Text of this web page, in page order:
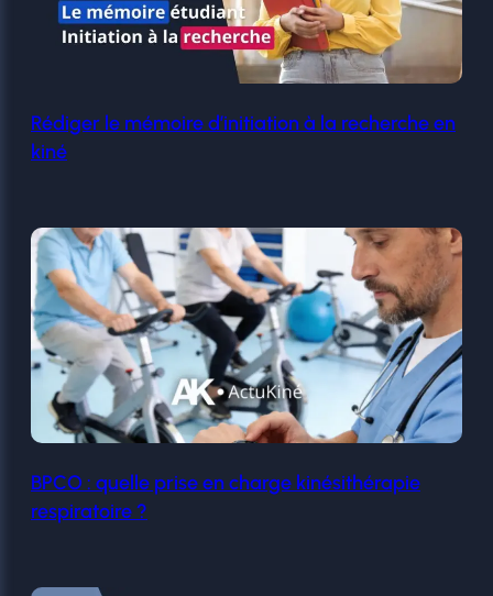
Rédiger le mémoire d’initiation à la recherche en
kiné
BPCO : quelle prise en charge kinésithérapie
respiratoire ?